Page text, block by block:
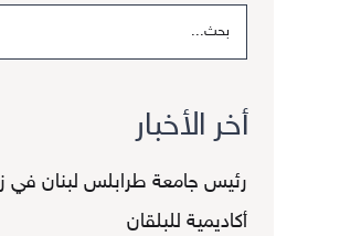
البحث
عن:
أخر الأخبار
رئيس جامعة طرابلس لبنان في
أكاديمية للبلقان